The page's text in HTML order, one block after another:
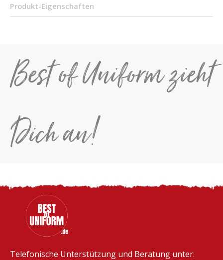
Produkt-Eigenschaften
Best of Uniform zieht
Dich an!
Telefonische Unterstützung und Beratung unter: